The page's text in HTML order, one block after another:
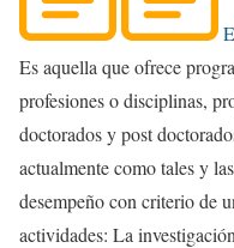
Es aquella que ofrece
profesiones o disciplinas,
doctorados y post
actualmente como tales y
desempeño con criterio de
actividades: La